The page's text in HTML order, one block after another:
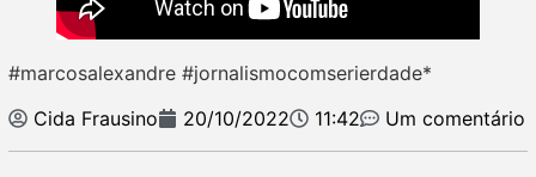
#marcosalexandre #jornalismocomserierdade*
Cida Frausino
20/10/2022 11:42 Um comentário